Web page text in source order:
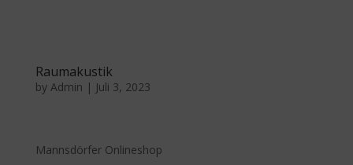
Raumakustik
by Admin | Juli 3, 2023
Mannsdörfer Onlineshop